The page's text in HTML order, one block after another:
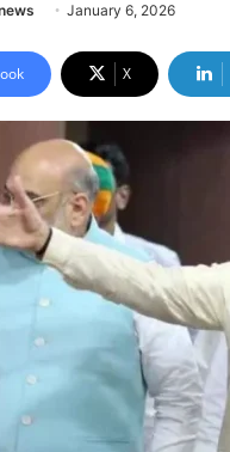
January 6, 2026
X